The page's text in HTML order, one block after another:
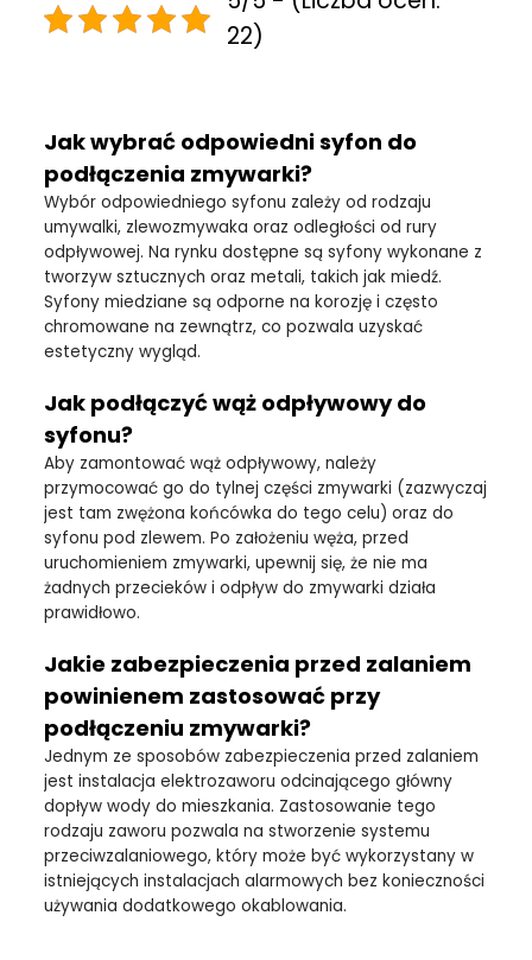
22)
Jak wybrać odpowiedni syfon do
podłączenia zmywarki?
Wybór odpowiedniego syfonu zależy od rodzaju
umywalki, zlewozmywaka oraz odległości od rury
odpływowej. Na rynku dostępne są syfony wykonane z
tworzyw sztucznych oraz metali, takich jak miedź.
Syfony miedziane są odporne na korozję i często
chromowane na zewnątrz, co pozwala uzyskać
estetyczny wygląd.
Jak podłączyć wąż odpływowy do
syfonu?
Aby zamontować wąż odpływowy, należy
przymocować go do tylnej części zmywarki (zazwyczaj
jest tam zwężona końcówka do tego celu) oraz do
syfonu pod zlewem. Po założeniu węża, przed
uruchomieniem zmywarki, upewnij się, że nie ma
żadnych przecieków i odpływ do zmywarki działa
prawidłowo.
Jakie zabezpieczenia przed zalaniem
powinienem zastosować przy
podłączeniu zmywarki?
Jednym ze sposobów zabezpieczenia przed zalaniem
jest instalacja elektrozaworu odcinającego główny
dopływ wody do mieszkania. Zastosowanie tego
rodzaju zaworu pozwala na stworzenie systemu
przeciwzalaniowego, który może być wykorzystany w
istniejących instalacjach alarmowych bez konieczności
używania dodatkowego okablowania.